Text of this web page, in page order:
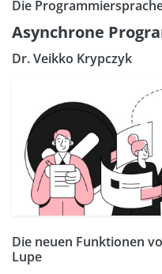
Die
Asynchrone
Dr. Veikko Krypczyk
Die neuen Funktionen
Lupe